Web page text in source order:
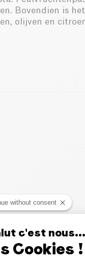
Bovendien is
olijven en
without consent
c'est nous...
Cookies !